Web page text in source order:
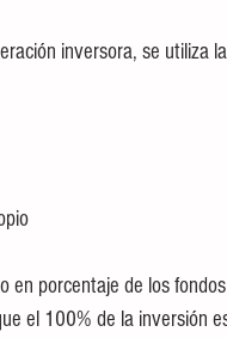
inversora, se utiliza
en porcentaje de los
el 100% de la inversión